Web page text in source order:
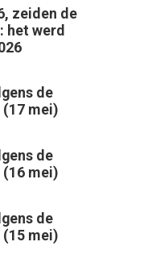
zeiden de
het werd
de
mei)
de
mei)
de
mei)